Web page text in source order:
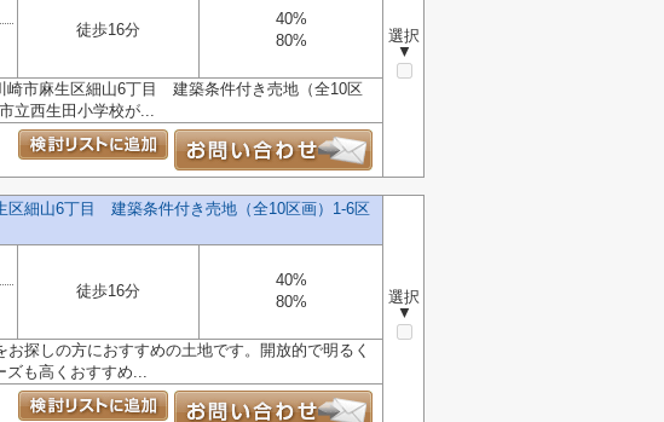
選択
▼
徒歩16分
40%
80%
崎市麻生区細山6丁目 建築条件付き売地（全10区
立西生田小学校が...
区細山6丁目 建築条件付き売地（全10区画）1-6区
選択
▼
徒歩16分
40%
80%
探しの方におすすめの土地です。開放的で明るく
ズも高くおすすめ...